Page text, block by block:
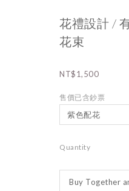
花禮設計 /
花束
NT$1,500
售價已含鈔票
Quantity
Buy Together